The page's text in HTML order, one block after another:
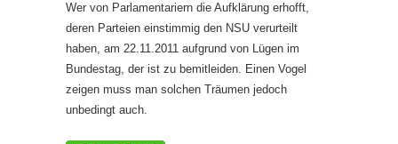
Wer von Parlamentariern die Aufklärung erhofft,
deren Parteien einstimmig den NSU verurteilt
haben, am 22.11.2011 aufgrund von Lügen im
Bundestag, der ist zu bemitleiden. Einen Vogel
zeigen muss man solchen Träumen jedoch
unbedingt auch.